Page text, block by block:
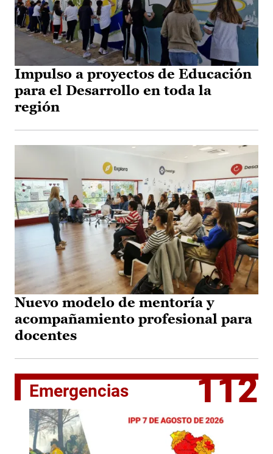
Impulso a proyectos de Educación
para el Desarrollo en toda la
región
Nuevo modelo de mentoría y
acompañamiento profesional para
docentes
Emergencias 112